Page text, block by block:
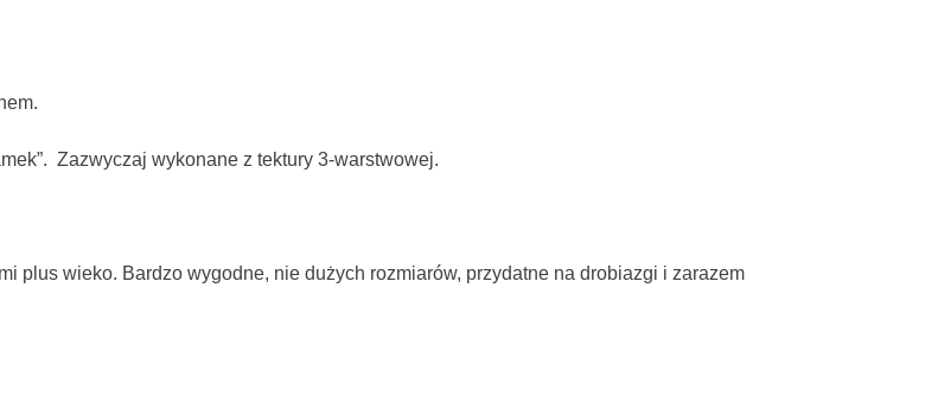
Zazwyczaj wykonane z tektury 3-warstwowej.
plus wieko. Bardzo wygodne, nie dużych rozmiarów, przydatne na drobiazgi i zarazem